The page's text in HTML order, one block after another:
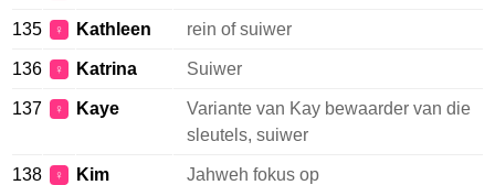
135 ♀ Kathleen rein of suiwer
136 ♀ Katrina Suiwer
137 ♀ Kaye
Variante van Kay bewaarder van die
sleutels, suiwer
138 ♀ Kim Jahweh fokus op